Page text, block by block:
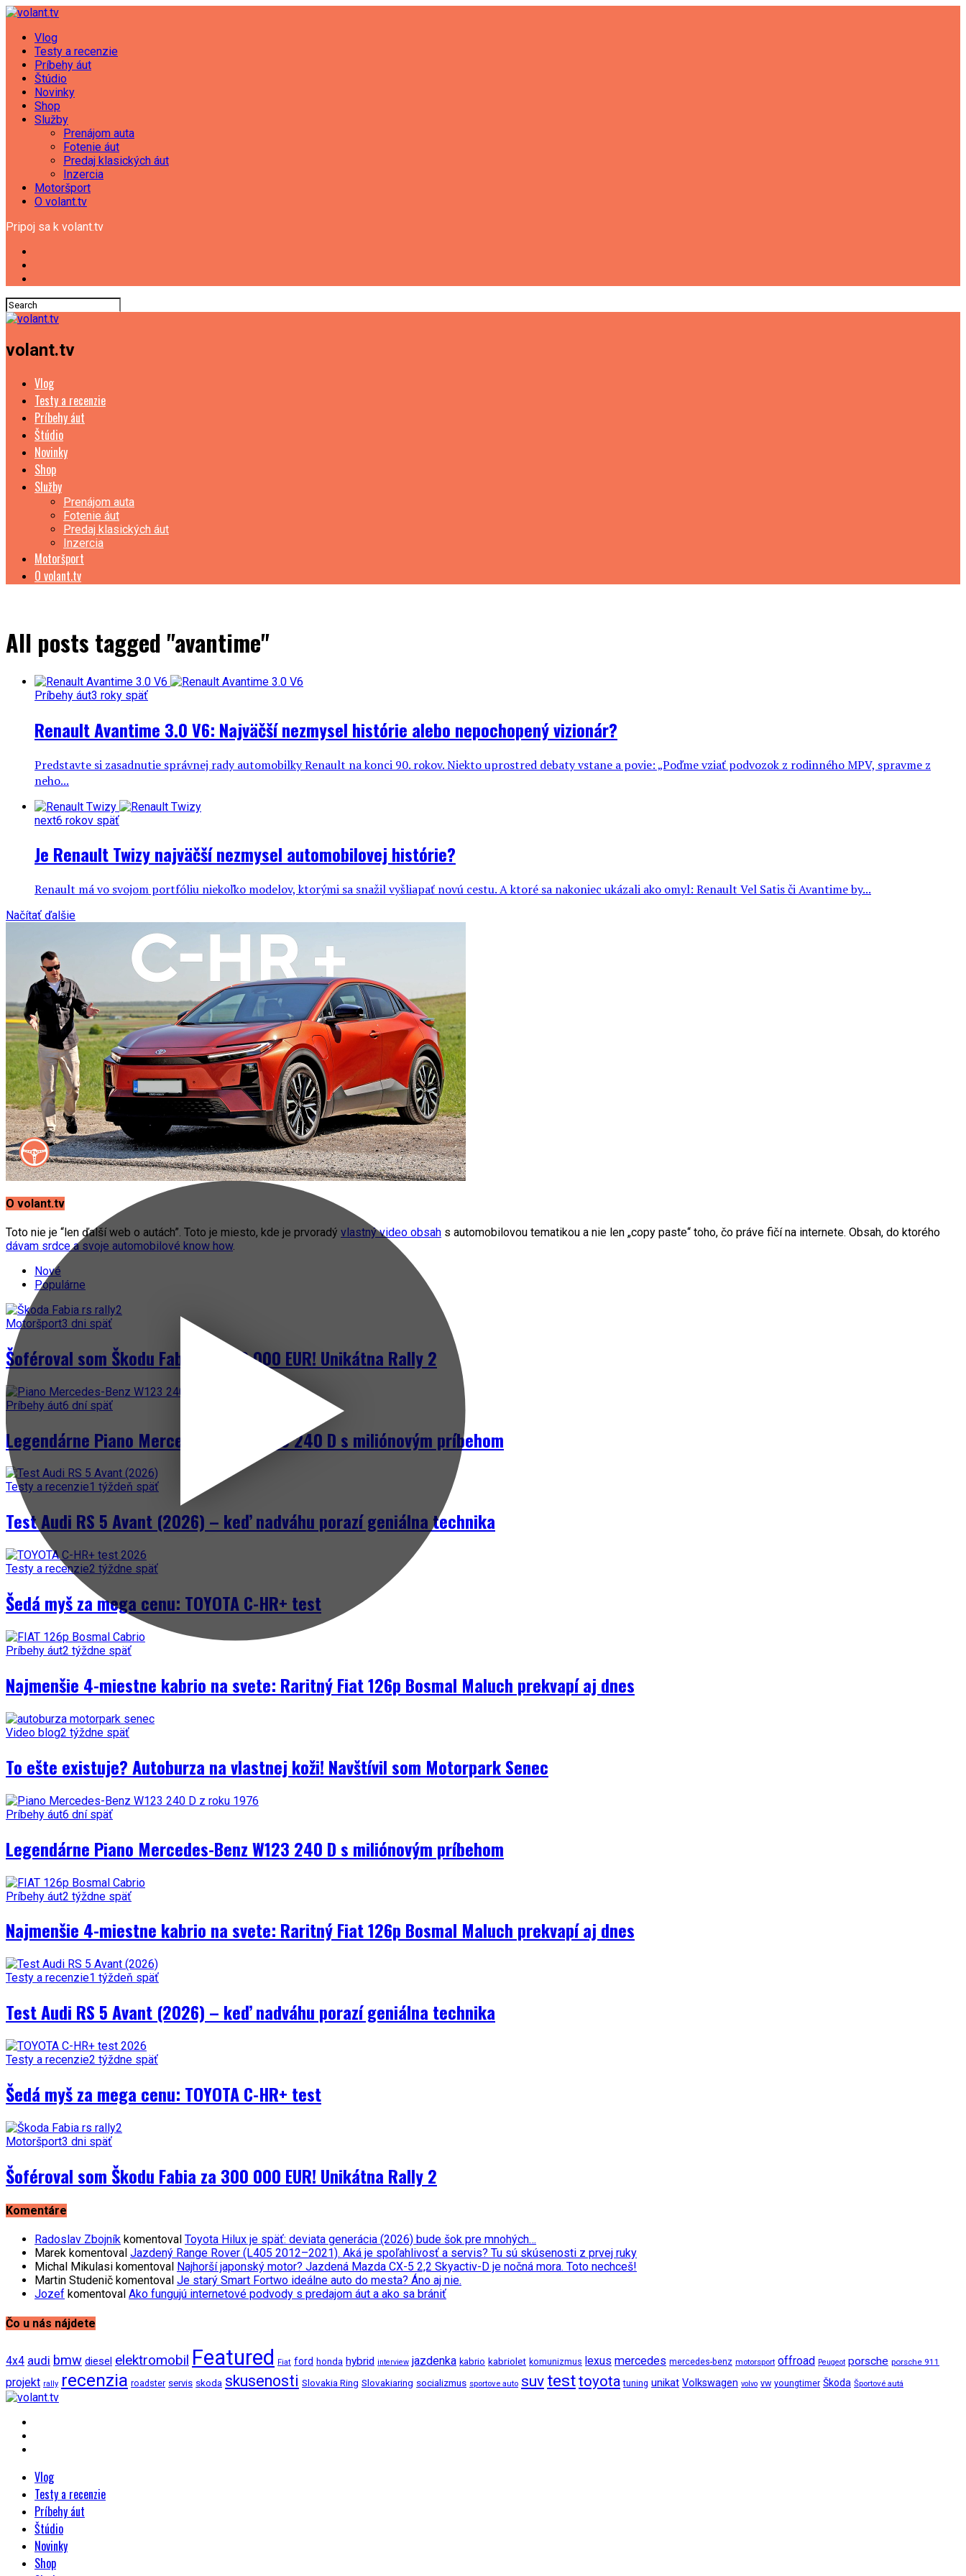
Vlog
Testy a recenzie
Príbehy áut
Štúdio
Novinky
Shop
Služby
Prenájom auta
Fotenie áut
Predaj klasických áut
Inzercia
Motoršport
O volant.tv
Pripoj sa k volant.tv
volant.tv
Vlog
Testy a recenzie
Príbehy áut
Štúdio
Novinky
Shop
Služby
Prenájom auta
Fotenie áut
Predaj klasických áut
Inzercia
Motoršport
O volant.tv
All posts tagged "avantime"
Príbehy áut3 roky späť
Renault Avantime 3.0 V6: Najväčší nezmysel histórie alebo nepochopený vizionár?
Predstavte si zasadnutie správnej rady automobilky Renault na konci 90. rokov. Niekto uprostred debaty vstane a povie: „Poďme vziať podvozok z rodinného MPV, spravme z
neho...
next6 rokov späť
Je Renault Twizy najväčší nezmysel automobilovej histórie?
Renault má vo svojom portfóliu niekoľko modelov, ktorými sa snažil vyšliapať novú cestu. A ktoré sa nakoniec ukázali ako omyl: Renault Vel Satis či Avantime by...
Načítať ďalšie
O volant.tv
Toto nie je “len ďalší web o autách”. Toto je miesto, kde je prvoradý vlastný video obsah s automobilovou tematikou a nie len „copy paste“ toho, čo práve fičí na internete. Obsah, do ktorého
dávam srdce a svoje automobilové know how.
Nové
Populárne
Motoršport3 dni späť
Šoféroval som Škodu Fabia za 300 000 EUR! Unikátna Rally 2
Príbehy áut6 dní späť
Legendárne Piano Mercedes-Benz W123 240 D s miliónovým príbehom
Testy a recenzie1 týždeň späť
Test Audi RS 5 Avant (2026) – keď nadváhu porazí geniálna technika
Testy a recenzie2 týždne späť
Šedá myš za mega cenu: TOYOTA C-HR+ test
Príbehy áut2 týždne späť
Najmenšie 4-miestne kabrio na svete: Raritný Fiat 126p Bosmal Maluch prekvapí aj dnes
Video blog2 týždne späť
To ešte existuje? Autoburza na vlastnej koži! Navštívil som Motorpark Senec
Príbehy áut6 dní späť
Legendárne Piano Mercedes-Benz W123 240 D s miliónovým príbehom
Príbehy áut2 týždne späť
Najmenšie 4-miestne kabrio na svete: Raritný Fiat 126p Bosmal Maluch prekvapí aj dnes
Testy a recenzie1 týždeň späť
Test Audi RS 5 Avant (2026) – keď nadváhu porazí geniálna technika
Testy a recenzie2 týždne späť
Šedá myš za mega cenu: TOYOTA C-HR+ test
Motoršport3 dni späť
Šoféroval som Škodu Fabia za 300 000 EUR! Unikátna Rally 2
Komentáre
Radoslav Zbojník komentoval Toyota Hilux je späť: deviata generácia (2026) bude šok pre mnohých…
Marek komentoval Jazdený Range Rover (L405 2012–2021). Aká je spoľahlivosť a servis? Tu sú skúsenosti z prvej ruky
Michal Mikulasi komentoval Najhorší japonský motor? Jazdená Mazda CX-5 2,2 Skyactiv-D je nočná mora. Toto nechceš!
Martin Studenič komentoval Je starý Smart Fortwo ideálne auto do mesta? Áno aj nie.
Jozef komentoval Ako fungujú internetové podvody s predajom áut a ako sa brániť
Čo u nás nájdete
4x4 audi bmw diesel elektromobil Featured Fiat ford honda hybrid interview jazdenka kabrio kabriolet komunizmus lexus mercedes mercedes-benz motorsport offroad Peugeot porsche porsche 911
projekt rally recenzia roadster servis skoda skusenosti Slovakia Ring Slovakiaring socializmus sportove auto suv testtoyota tuning unikat Volkswagen volvo vw youngtimer Škoda Športové autá
Vlog
Testy a recenzie
Príbehy áut
Štúdio
Novinky
Shop